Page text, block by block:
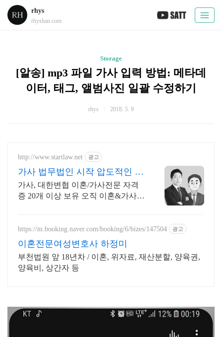
rhys
rhyshan.com
Storage
[알송] mp3 파일 가사 입력 방법: 메타데
이터, 태그, 앨범사진 일괄 수정하기
rhys 2018. 5. 9
http://www.startlaw.net 광고
가사 법무법인 시작 압도적인 이
혼소송 승소사례
가사, 대한변협 이혼/가사전문 자격
증 20개 이상 보유 오직 이혼&가사
https://m.booking.naver.com/booking/6/bizes/147504 광고
이혼전문여성변호사 하정미
부천법원 앞 18년차 / 이혼, 위자료, 재산분할, 양육권,
양육비, 상간자 등